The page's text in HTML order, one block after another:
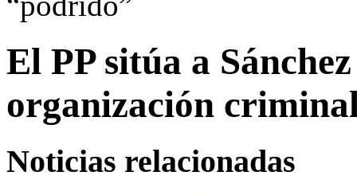
El PP sitúa a
organización
Noticias relacionadas